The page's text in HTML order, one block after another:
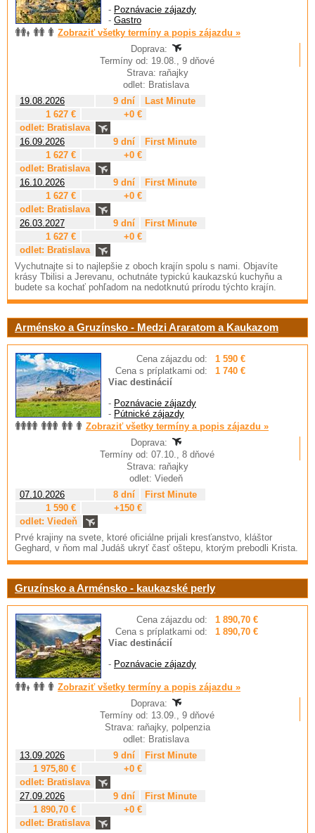
- Poznávacie zájazdy
- Gastro
Zobraziť všetky termíny a popis zájazdu »
Doprava:
Termíny od: 19.08., 9 dňové
Strava: raňajky
odlet: Bratislava
19.08.2026
9 dní
Last Minute
1 627 €
+0 €
odlet: Bratislava
16.09.2026
9 dní
First Minute
1 627 €
+0 €
odlet: Bratislava
16.10.2026
9 dní
First Minute
1 627 €
+0 €
odlet: Bratislava
26.03.2027
9 dní
First Minute
1 627 €
+0 €
odlet: Bratislava
Vychutnajte si to najlepšie z oboch krajín spolu s nami. Objavíte
krásy Tbilisi a Jerevanu, ochutnáte typickú kaukazskú kuchyňu a
budete sa kochať pohľadom na nedotknutú prírodu týchto krajín.
Arménsko a Gruzínsko - Medzi Araratom a Kaukazom
Cena zájazdu od:
1 590 €
Cena s príplatkami od:
1 740 €
Viac destinácií
- Poznávacie zájazdy
- Pútnické zájazdy
Zobraziť všetky termíny a popis zájazdu »
Doprava:
Termíny od: 07.10., 8 dňové
Strava: raňajky
odlet: Viedeň
07.10.2026
8 dní
First Minute
1 590 €
+150 €
odlet: Viedeň
Prvé krajiny na svete, ktoré oficiálne prijali kresťanstvo, kláštor
Geghard, v ňom mal Judáš ukryť časť oštepu, ktorým prebodli Krista.
Gruzínsko a Arménsko - kaukazské perly
Cena zájazdu od:
1 890,70 €
Cena s príplatkami od:
1 890,70 €
Viac destinácií
- Poznávacie zájazdy
Zobraziť všetky termíny a popis zájazdu »
Doprava:
Termíny od: 13.09., 9 dňové
Strava: raňajky, polpenzia
odlet: Bratislava
13.09.2026
9 dní
First Minute
1 975,80 €
+0 €
odlet: Bratislava
27.09.2026
9 dní
First Minute
1 890,70 €
+0 €
odlet: Bratislava